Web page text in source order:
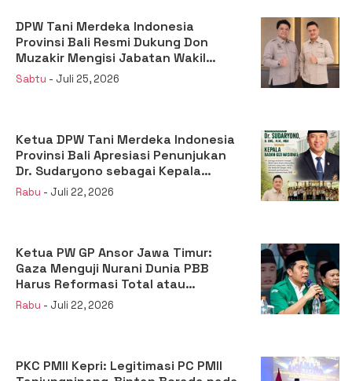
DPW Tani Merdeka Indonesia
Provinsi Bali Resmi Dukung Don
Muzakir Mengisi Jabatan Wakil
Menteri Pertanian RI
Sabtu - Juli 25, 2026
Ketua DPW Tani Merdeka Indonesia
Provinsi Bali Apresiasi Penunjukan
Dr. Sudaryono sebagai Kepala
Badan Gizi Nasional
Rabu - Juli 22, 2026
Ketua PW GP Ansor Jawa Timur:
Gaza Menguji Nurani Dunia PBB
Harus Reformasi Total atau
Kehilangan Legitimasi
Rabu - Juli 22, 2026
PKC PMII Kepri: Legitimasi PC PMII